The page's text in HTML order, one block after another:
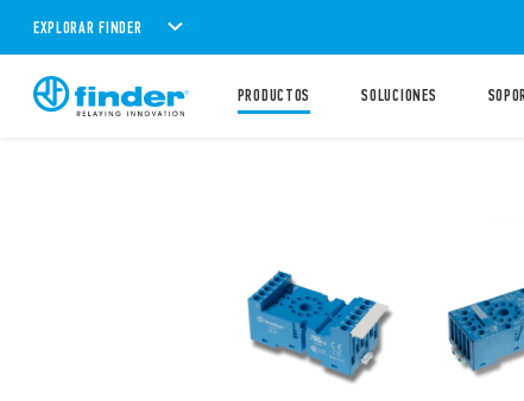
EXPLORAR FINDER
PRODUCTOS SOLUCIONES